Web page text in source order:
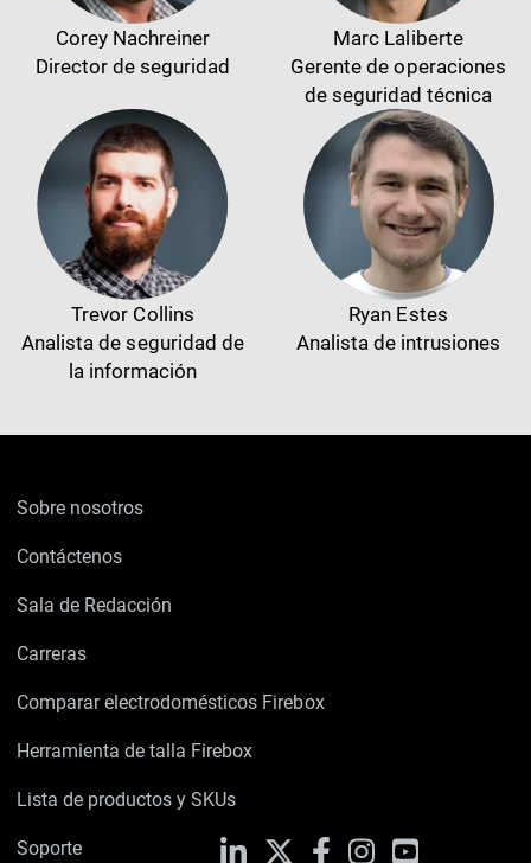
Corey Nachreiner
Director de seguridad
Marc Laliberte
Gerente de operaciones
de seguridad técnica
Trevor Collins
Analista de seguridad de
la información
Ryan Estes
Analista de intrusiones
Sobre nosotros
Contáctenos
Sala de Redacción
Carreras
Comparar electrodomésticos Firebox
Herramienta de talla Firebox
Lista de productos y SKUs
Soporte LinkedIn FacebookInstagramYouTube